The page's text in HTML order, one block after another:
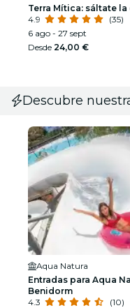
Terra Mítica: sáltate la
4.9
(35)
6 ago - 27 sept
Desde 24,00 €
Descubre
Aqua Natura
Entradas para Aqua
Benidorm
4.3
(10)